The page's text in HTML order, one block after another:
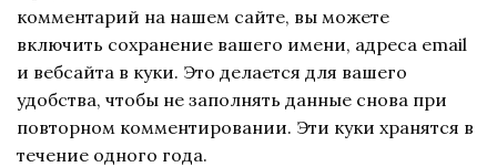
комментарий на нашем сайте, вы можете
включить сохранение вашего имени, адреса email
и вебсайта в куки. Это делается для вашего
удобства, чтобы не заполнять данные снова при
повторном комментировании. Эти куки хранятся в
течение одного года.